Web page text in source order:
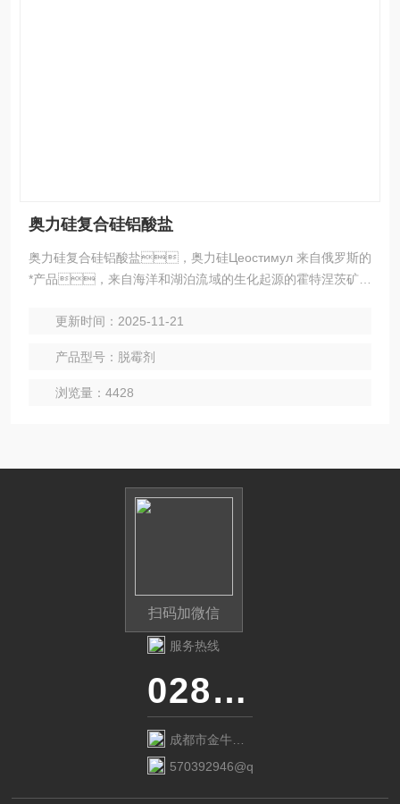
奥力硅复合硅铝酸盐
奥力硅复合硅铝酸盐，奥力硅Цеостимул 来自俄罗斯的
*产品，来自海洋和湖泊流域的生化起源的霍特涅茨矿床
残余物、古藻类和浮游生物残余物，并且 提供40
而是*的硅藻物质溶解和在沉积的产物。
更新时间：2025-11-21
产品型号：脱霉剂
浏览量：4428
扫码加微信
服务热线
028-87741718
成都市金牛区
金府路799号1
570392946@qq.com